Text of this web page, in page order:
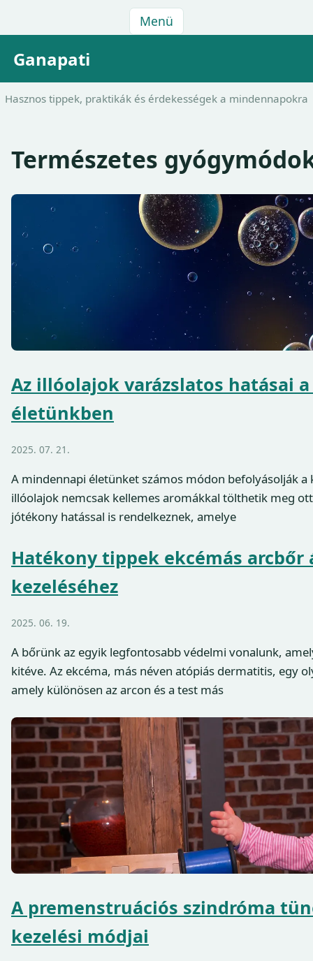
Menü
Ganapati
Hasznos tippek, praktikák és érdekességek a mindennapokra
Természetes
Az illóolajok varázslatos hatásai
életünkben
2025. 07. 21.
A mindennapi életünket számos módon befolyásolják
illóolajok nemcsak kellemes aromákkal tölthetik meg
jótékony hatással is rendelkeznek, amelye
Hatékony tippek ekcémás arcbőr
kezeléséhez
2025. 06. 19.
A bőrünk az egyik legfontosabb védelmi vonalunk,
kitéve. Az ekcéma, más néven atópiás dermatitis, egy
amely különösen az arcon és a test más
A premenstruációs szindróma
kezelési módjai